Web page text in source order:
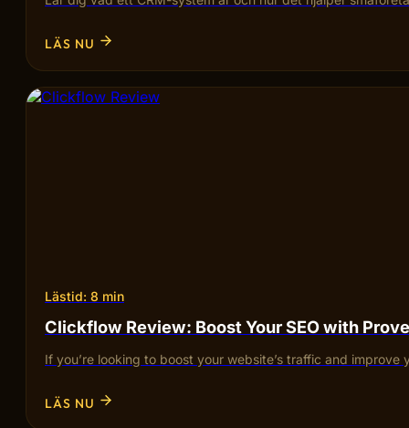
LÄS NU
Lästid: 8 min
Clickflow Review: Boost Your SEO with
If you’re looking to boost your website’s traffic and
LÄS NU